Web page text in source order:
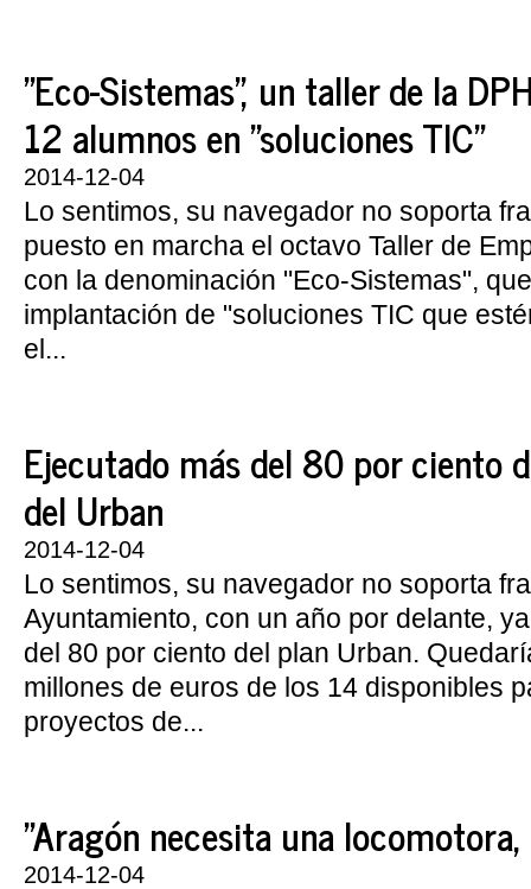
"Eco-Sistemas", un taller de la
12 alumnos en "soluciones TIC"
2014-12-04
Lo sentimos, su navegador no soporta
puesto en marcha el octavo Taller de
con la denominación "Eco-Sistemas",
implantación de "soluciones TIC que
el...
Ejecutado más del 80 por ciento
del Urban
2014-12-04
Lo sentimos, su navegador no soporta
Ayuntamiento, con un año por delante,
del 80 por ciento del plan Urban.
millones de euros de los 14 disponibles
proyectos de...
"Aragón necesita una locomotora,
2014-12-04